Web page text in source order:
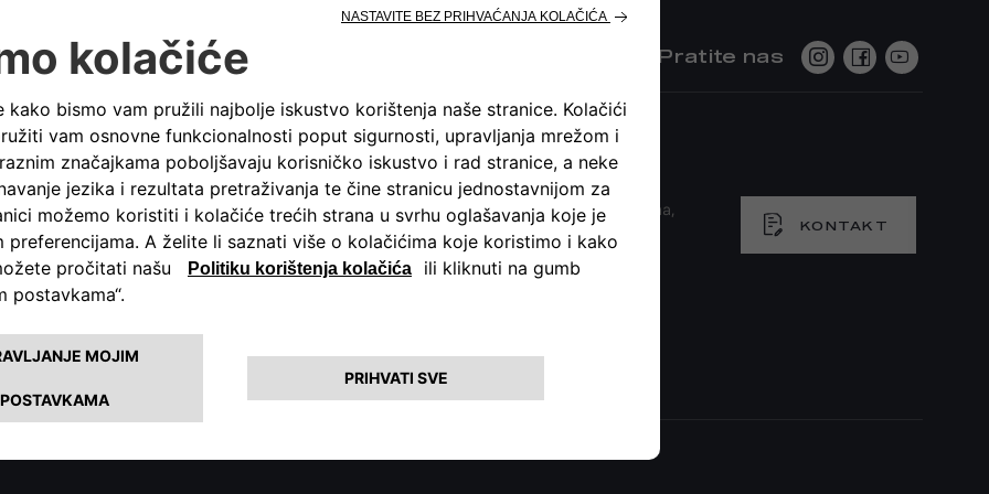
Pratite nas
informacije i pomoć. Slobodno zatražite detaljnije informacije o svojim vozilima,
kvalitete naše usluge.
KONTAKT